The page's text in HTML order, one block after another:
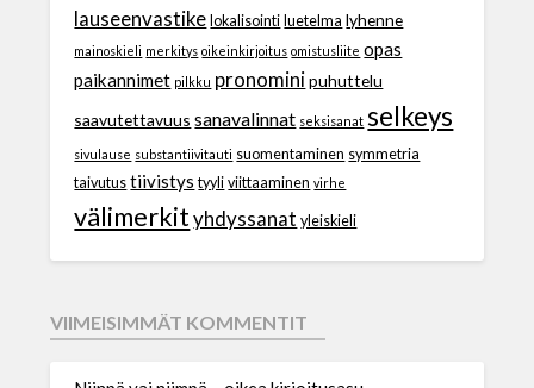
lauseenvastike lokalisointi luetelma lyhenne
mainoskieli merkitys oikeinkirjoitus omistusliite opas
paikannimet pilkku pronomini puhuttelu
saavutettavuus sanavalinnat seksisanat selkeys
sivulause substantiivitauti suomentaminen symmetria
taivutus tiivistys tyyli viittaaminen virhe
välimerkit yhdyssanat yleiskieli
VIIMEISIMMÄT KOMMENTIT